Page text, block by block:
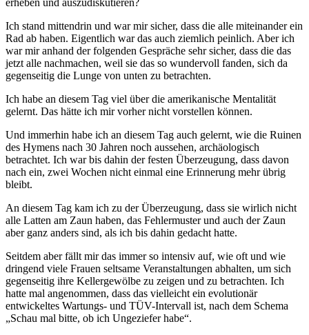
erheben und auszudiskutieren?
Ich stand mittendrin und war mir sicher, dass die alle miteinander ein
Rad ab haben. Eigentlich war das auch ziemlich peinlich. Aber ich
war mir anhand der folgenden Gespräche sehr sicher, dass die das
jetzt alle nachmachen, weil sie das so wundervoll fanden, sich da
gegenseitig die Lunge von unten zu betrachten.
Ich habe an diesem Tag viel über die amerikanische Mentalität
gelernt. Das hätte ich mir vorher nicht vorstellen können.
Und immerhin habe ich an diesem Tag auch gelernt, wie die Ruinen
des Hymens nach 30 Jahren noch aussehen, archäologisch
betrachtet. Ich war bis dahin der festen Überzeugung, dass davon
nach ein, zwei Wochen nicht einmal eine Erinnerung mehr übrig
bleibt.
An diesem Tag kam ich zu der Überzeugung, dass sie wirlich nicht
alle Latten am Zaun haben, das Fehlermuster und auch der Zaun
aber ganz anders sind, als ich bis dahin gedacht hatte.
Seitdem aber fällt mir das immer so intensiv auf, wie oft und wie
dringend viele Frauen seltsame Veranstaltungen abhalten, um sich
gegenseitig ihre Kellergewölbe zu zeigen und zu betrachten. Ich
hatte mal angenommen, dass das vielleicht ein evolutionär
entwickeltes Wartungs- und TÜV-Intervall ist, nach dem Schema
„Schau mal bitte, ob ich Ungeziefer habe“.